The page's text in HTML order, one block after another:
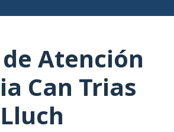
Atención
Can Trias